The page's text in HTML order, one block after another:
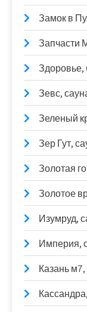
Замок в
Запчасти
Зевс,
Зеленый
Зер Гут,
Золотая
Золотое
Изумруд,
Империя,
Казань м7,